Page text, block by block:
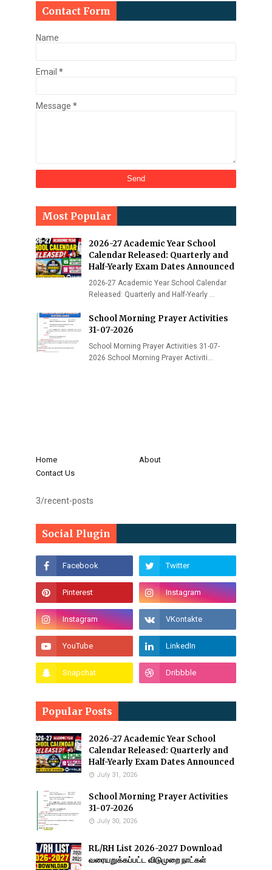
Contact Form
Name
Email *
Message *
Most Popular
2026-27 Academic Year School
Calendar Released: Quarterly and
Half-Yearly Exam Dates Announced
2026-27 Academic Year School Calendar
Released: Quarterly and Half-Yearly …
School Morning Prayer Activities
31-07-2026
School Morning Prayer Activities 31-07-
2026 School Morning Prayer Activiti…
Home
About
Contact Us
3/recent-posts
Social Plugin
Popular Posts
2026-27 Academic Year School
Calendar Released: Quarterly and
Half-Yearly Exam Dates Announced
July 31, 2026
School Morning Prayer Activities
31-07-2026
July 30, 2026
RL/RH List 2026-2027 Download
வரையறுக்கப்பட்ட விடுமுறை நாட்கள்